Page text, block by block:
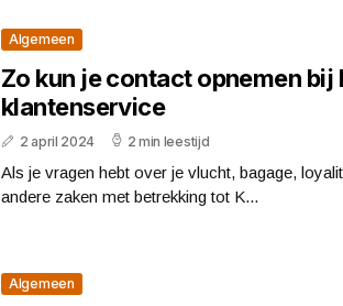
Algemeen
Zo kun je contact opnemen bij
klantenservice
2 april 2024 2 min leestijd
Als je vragen hebt over je vlucht, bagage,
andere zaken met betrekking tot K...
Algemeen